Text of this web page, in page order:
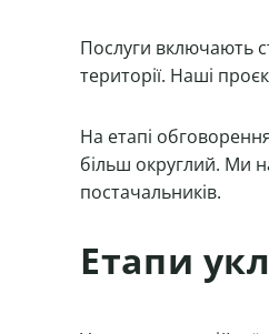
Послуги включають
території. Наші
На етапі
більш округлий. Ми
постачальників.
Етапи